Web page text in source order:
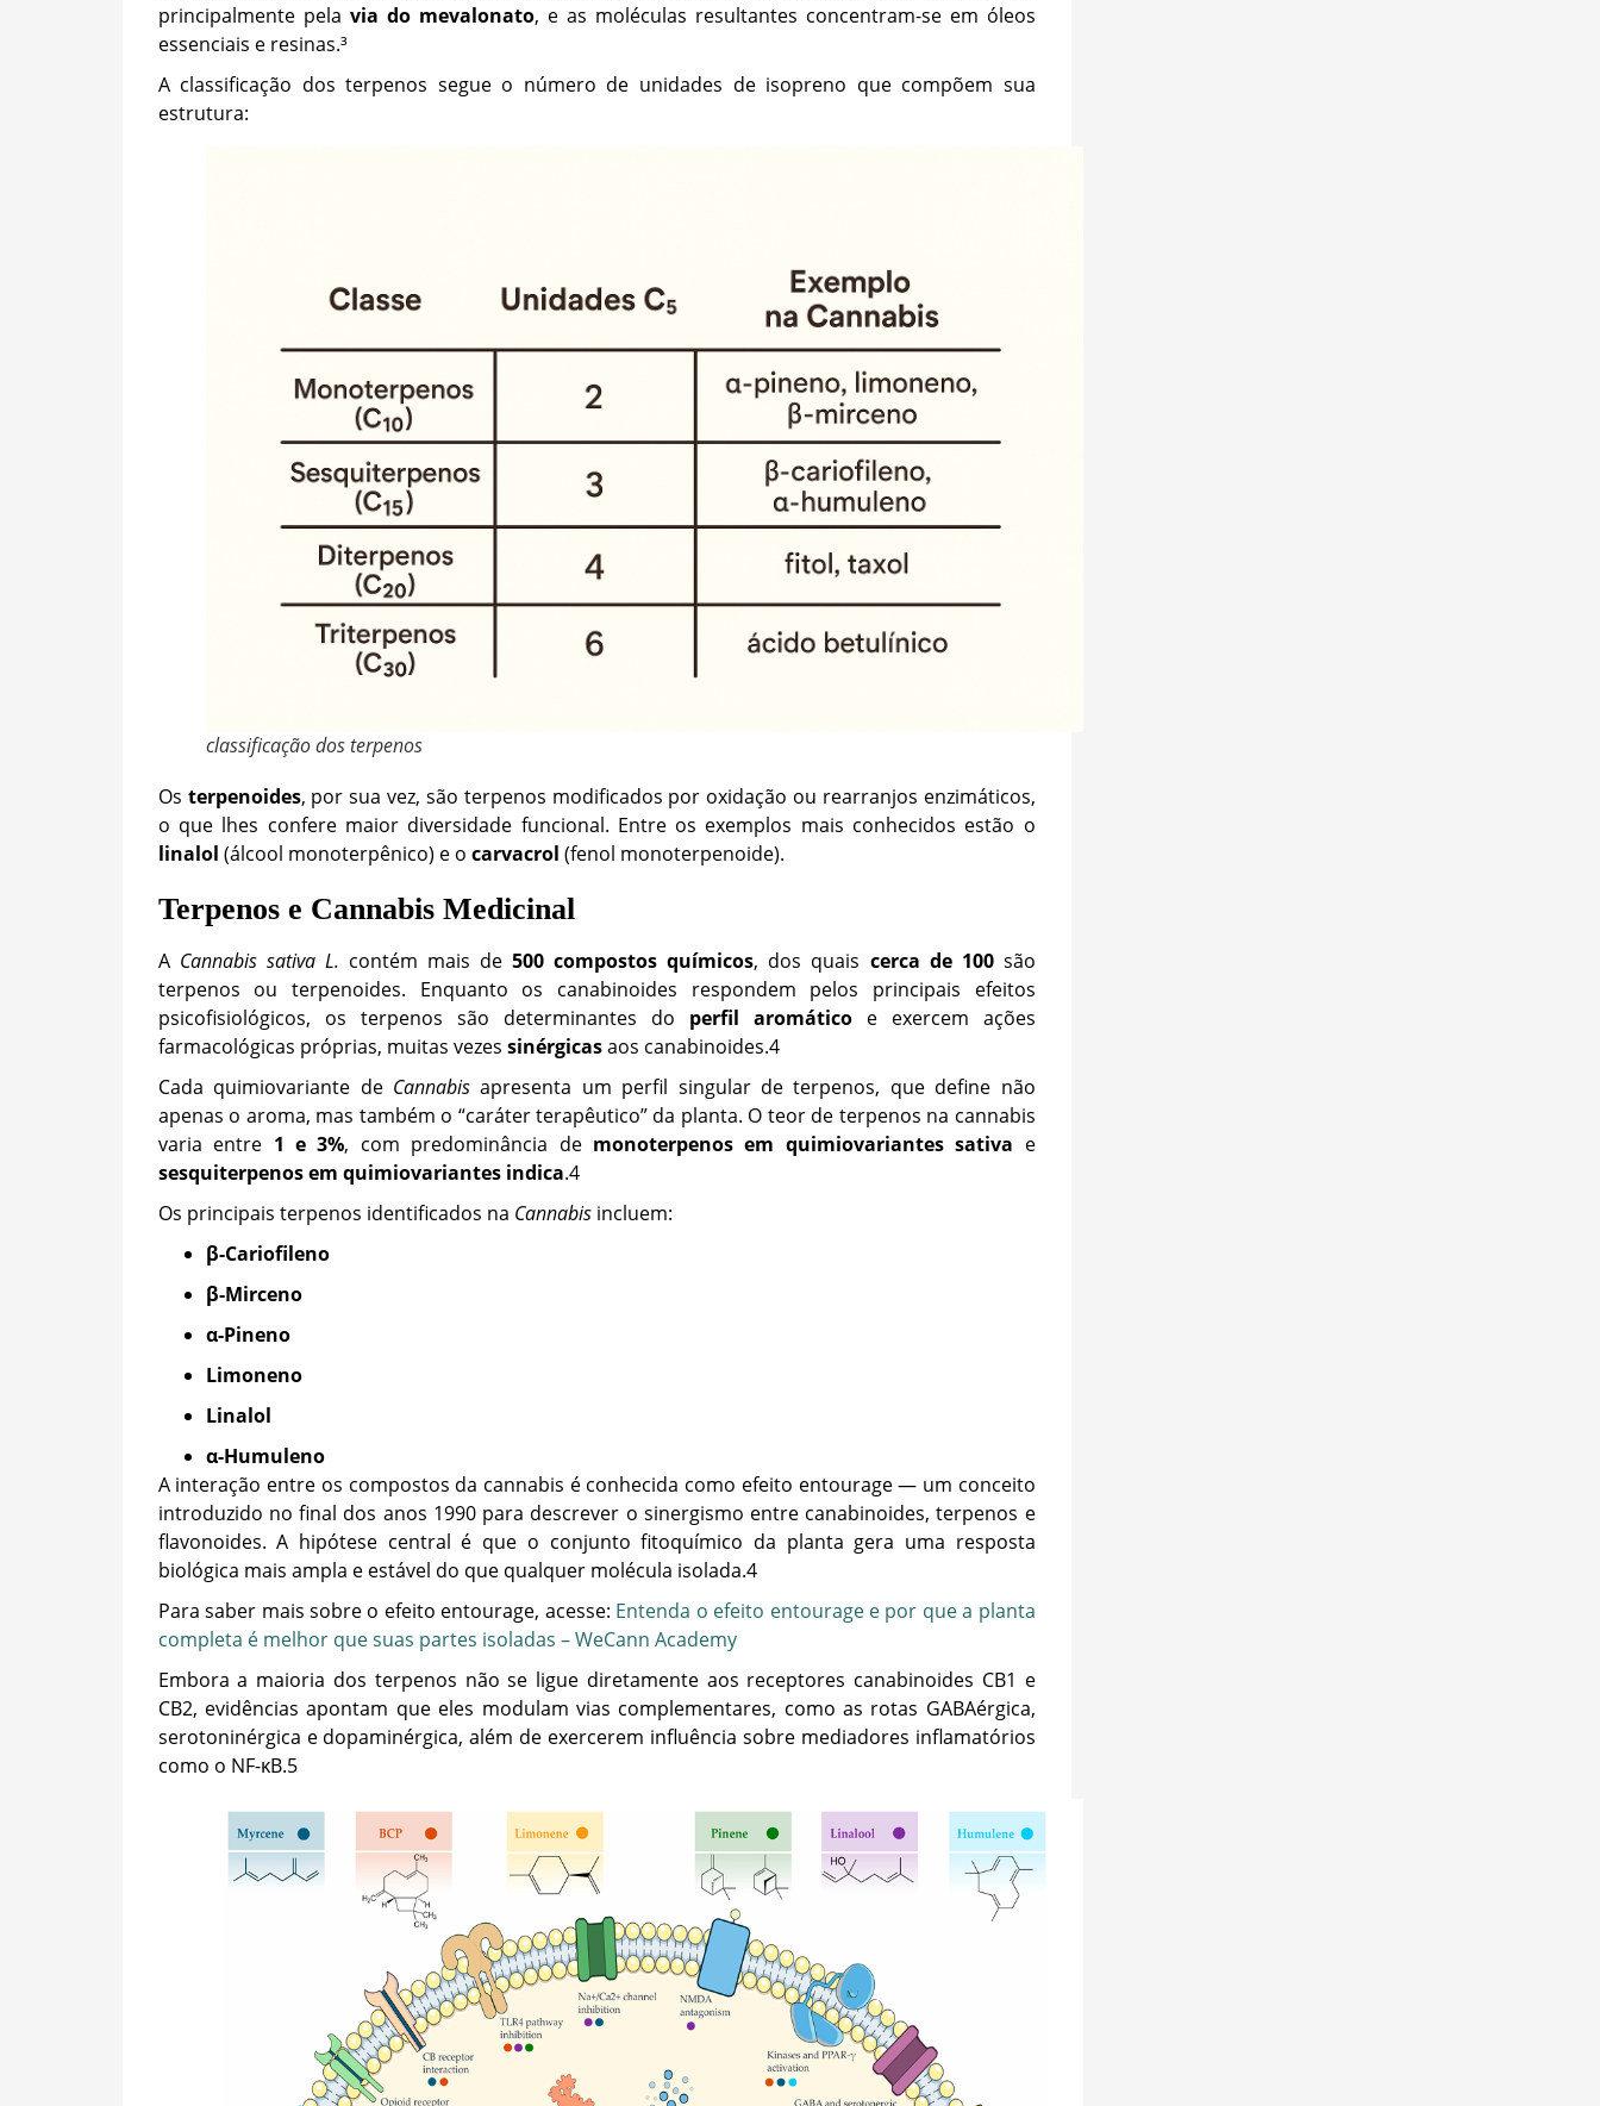
principalmente pela via do mevalonato, e as moléculas resultantes concentram-se em óleos
essenciais e resinas.³
A classificação dos terpenos segue o número de unidades de isopreno que compõem sua
estrutura:
classificação dos terpenos
Os terpenoides, por sua vez, são terpenos modificados por oxidação ou rearranjos enzimáticos,
o que lhes confere maior diversidade funcional. Entre os exemplos mais conhecidos estão o
linalol (álcool monoterpênico) e o carvacrol (fenol monoterpenoide).
Terpenos e Cannabis Medicinal
A Cannabis sativa L. contém mais de500 compostos químicos, dos quais cerca de 100são
terpenos ou terpenoides. Enquanto os canabinoides respondem pelos principais efeitos
psicofisiológicos, os terpenos são determinantes do perfil aromáticoe exercem ações
farmacológicas próprias, muitas vezes sinérgicasaos canabinoides.4
Cada quimiovariante de Cannabisapresenta um perfil singular de terpenos, que define não
apenas o aroma, mas também o “caráter terapêutico” da planta. O teor de terpenos na cannabis
varia entre 1 e 3%, com predominância de monoterpenos em quimiovariantes sativa e
sesquiterpenos em quimiovariantes indica.4
Os principais terpenos identificados na Cannabisincluem:
β-Cariofileno
β-Mirceno
α-Pineno
Limoneno
Linalol
α-Humuleno
A interação entre os compostos da cannabis é conhecida como efeito entourage — um conceito
introduzido no final dos anos 1990 para descrever o sinergismo entre canabinoides, terpenos e
flavonoides. A hipótese central é que o conjunto fitoquímico da planta gera uma resposta
biológica mais ampla e estável do que qualquer molécula isolada.4
Para saber mais sobre o efeito entourage, acesse: Entenda o efeito entourage e por que a planta
completa é melhor que suas partes isoladas – WeCann Academy
Embora a maioria dos terpenos não se ligue diretamente aos receptores canabinoides CB1 e
CB2, evidências apontam que eles modulam vias complementares, como as rotas GABAérgica,
serotoninérgica e dopaminérgica, além de exercerem influência sobre mediadores inflamatórios
como o NF-κB.5